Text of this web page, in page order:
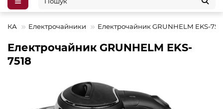
Електрочайники Електрочайник GRUNHELM EKS-
Електрочайник GRUNHELM EKS-
7518